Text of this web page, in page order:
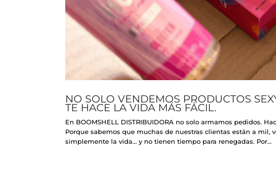
NO SOLO VENDEMOS PRODUCTOS
TE HACE LA VIDA MÁS FÁCIL.
En BOOMSHELL DISTRIBUIDORA no solo armamos pedidos.
Porque sabemos que muchas de nuestras clientas están a mil,
simplemente la vida… y no tienen tiempo para renegadas. Por...